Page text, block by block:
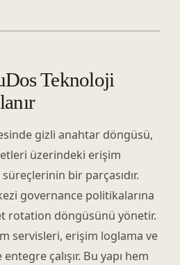
Teknoloji
gizli anahtar döngüsü,
üzerindeki erişim
bir parçasıdır.
governance politikalarına
rotation döngüsünü yönetir.
servisleri, erişim loglama ve
çalışır. Bu yapı hem